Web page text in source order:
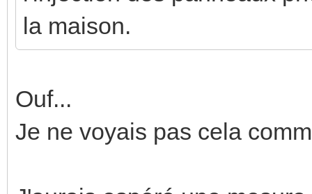
la maison.
Ouf...
Je ne voyais pas cela